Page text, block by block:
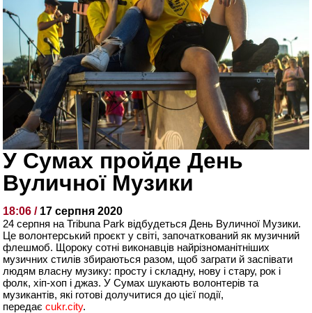
У Сумах пройде День
Вуличної Музики
18:06 / 17 серпня 2020
24 серпня на Tribuna Park відбудеться День Вуличної Музики.
Це волонтерський проєкт у світі, започаткований як музичний
флешмоб. Щороку сотні виконавців найрізноманітніших
музичних стилів збираються разом, щоб заграти й заспівати
людям власну музику: просту і складну, нову і стару, рок і
фолк, хіп-хоп і джаз. У Сумах шукають волонтерів та
музикантів, які готові долучитися до цієї події,
передаєcukr.city.